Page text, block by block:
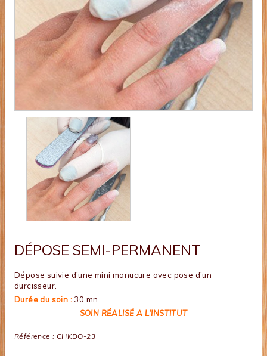
DÉPOSE SEMI-PERMANENT
Dépose suivie d'une mini manucure avec pose d'un
durcisseur.
Durée du soin : 30 mn
SOIN RÉALISÉ A L'INSTITUT
Référence : CHKDO-23